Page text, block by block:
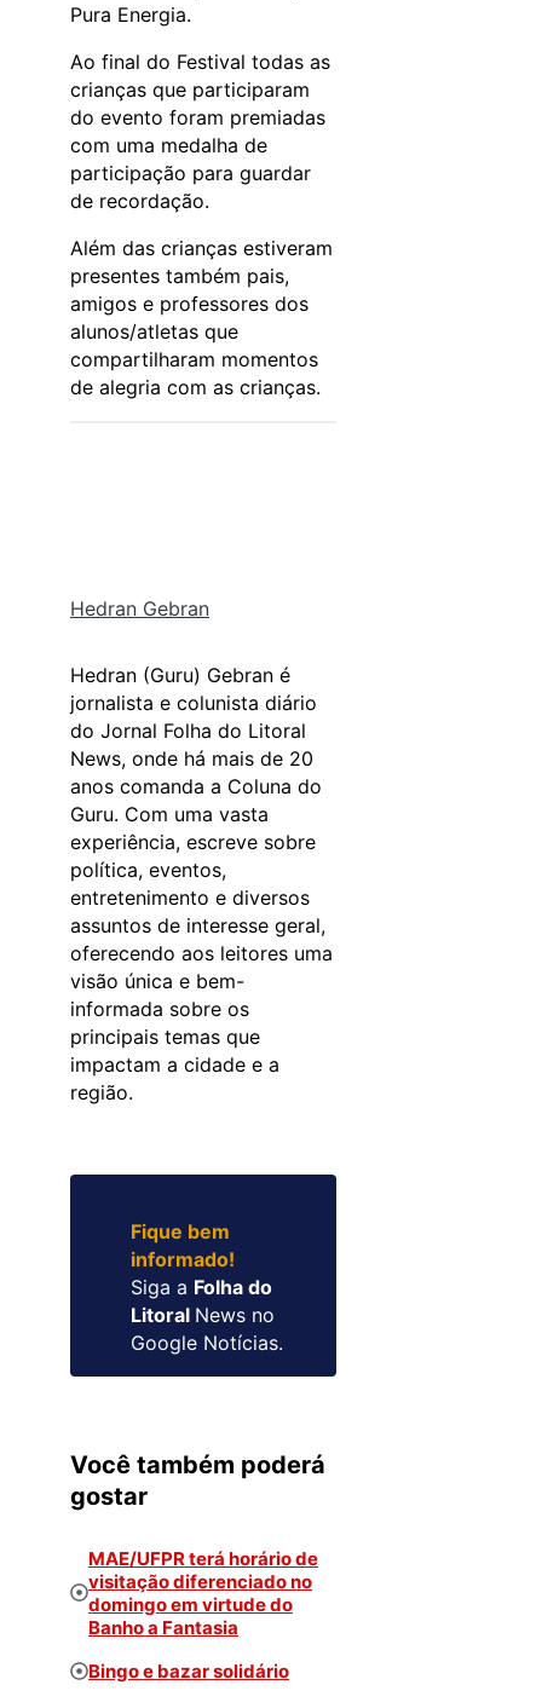
Pura Energia.
Ao final do Festival todas as
crianças que participaram
do evento foram premiadas
com uma medalha de
participação para guardar
de recordação.
Além das crianças estiveram
presentes também pais,
amigos e professores dos
alunos/atletas que
compartilharam momentos
de alegria com as crianças.
Hedran Gebran
Hedran (Guru) Gebran é
jornalista e colunista diário
do Jornal Folha do Litoral
News, onde há mais de 20
anos comanda a Coluna do
Guru. Com uma vasta
experiência, escreve sobre
política, eventos,
entretenimento e diversos
assuntos de interesse geral,
oferecendo aos leitores uma
visão única e bem-
informada sobre os
principais temas que
impactam a cidade e a
região.
Fique bem
informado!
Siga a Folha do
Litoral News no
Google Notícias.
Você também poderá
gostar
MAE/UFPR terá horário de
visitação diferenciado no
domingo em virtude do
Banho a Fantasia
Bingo e bazar solidário